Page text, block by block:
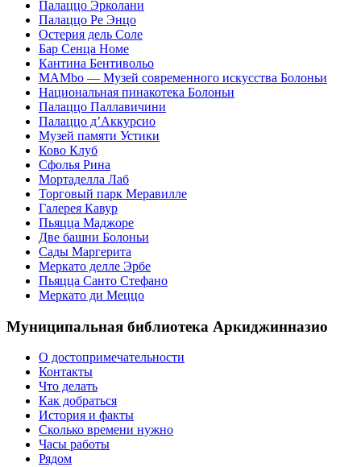
Палаццо Эрколани
Палаццо Ре Энцо
Остерия дель Соле
Бар Сенца Номе
Кантина Бентивольо
MAMbo — Музей современного искусства Болоньи
Национальная пинакотека Болоньи
Палаццо Паллавичини
Палаццо д’Аккурсио
Музей памяти Устики
Ково Клуб
Сфолья Рина
Мортаделла Лаб
Торговый парк Меравилле
Галерея Кавур
Пьяцца Маджоре
Две башни Болоньи
Сады Маргерита
Меркато делле Эрбе
Пьяцца Санто Стефано
Меркато ди Меццо
Муниципальная библиотека Аркиджинназио
О достопримечательности
Контакты
Что делать
Как добраться
История и факты
Сколько времени нужно
Часы работы
Рядом